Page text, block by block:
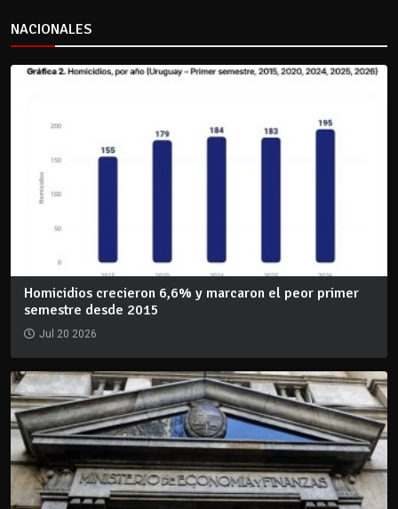
NACIONALES
Homicidios crecieron 6,6% y marcaron el peor primer
semestre desde 2015
Jul 20 2026